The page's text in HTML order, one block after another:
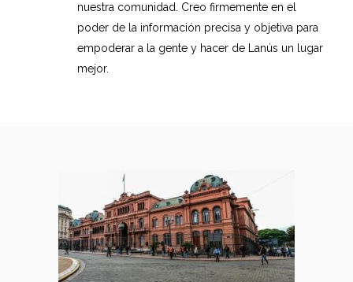
nuestra comunidad. Creo firmemente en el
poder de la información precisa y objetiva para
empoderar a la gente y hacer de Lanús un lugar
mejor.